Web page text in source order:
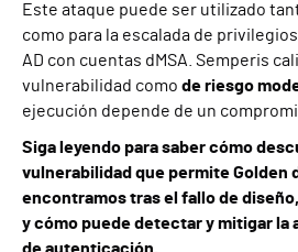
Este ataque puede ser utilizado
como para la escalada de
AD con cuentas dMSA. Semperis
vulnerabilidad como de riesgo
ejecución depende de un
Siga leyendo para saber cómo
vulnerabilidad que permite Golden
encontramos tras el fallo de diseño,
y cómo puede detectar y mitigar la